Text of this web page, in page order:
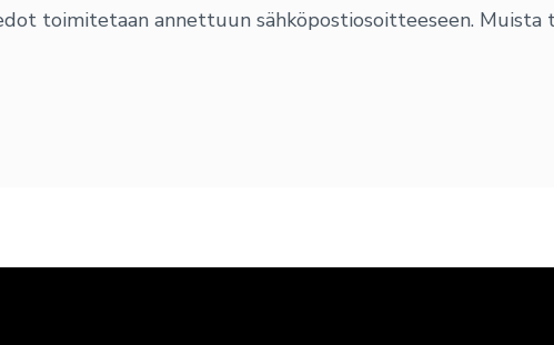
toimitetaan annettuun sähköpostiosoitteeseen. Muista